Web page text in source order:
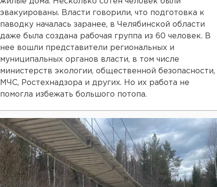
эвакуированы. Власти говорили, что подготовка к
паводку началась заранее, в Челябинской области
даже была создана рабочая группа из 60 человек. В
нее вошли представители региональных и
муниципальных органов власти, в том числе
министерств экологии, общественной безопасности,
МЧС, Ростехнадзора и других. Но их работа не
помогла избежать большого потопа.